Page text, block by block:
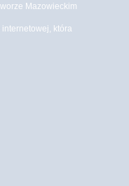
Mazowieckim
która